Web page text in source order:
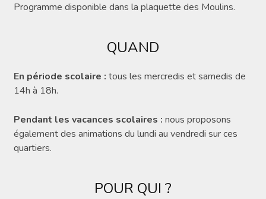
Programme disponible dans la plaquette des Moulins.
QUAND
En période scolaire : tous les mercredis et samedis de
14h à 18h.
Pendant les vacances scolaires :nous proposons
également des animations du lundi au vendredi sur ces
quartiers.
POUR QUI ?